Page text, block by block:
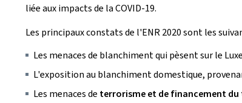
liée aux impacts de la COVID-19.
Les principaux constats de l'ENR 2020 sont les
Les menaces de blanchiment qui pèsent sur le
L'exposition au blanchiment domestique,
Les menaces de terrorisme et de financement